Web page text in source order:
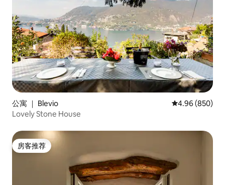
公寓 ｜ Blevio 平均评分 4.96
4.96 (850)
Lovely Stone House
房客推荐
房客推荐